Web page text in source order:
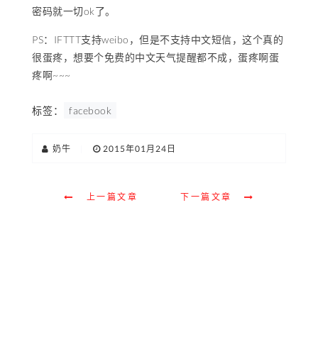
密码就一切ok了。
PS：IFTTT支持weibo，但是不支持中文短信，这个真的
很蛋疼，想要个免费的中文天气提醒都不成，蛋疼啊蛋
疼啊~~~
标签： facebook
奶牛 2015年01月24日
上一篇文章 下一篇文章